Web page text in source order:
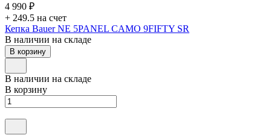
4 990 ₽
+ 249.5 на счет
Кепка Bauer NE 5PANEL CAMO 9FIFTY SR
В наличии на складе
В корзину
В наличии на складе
В корзину